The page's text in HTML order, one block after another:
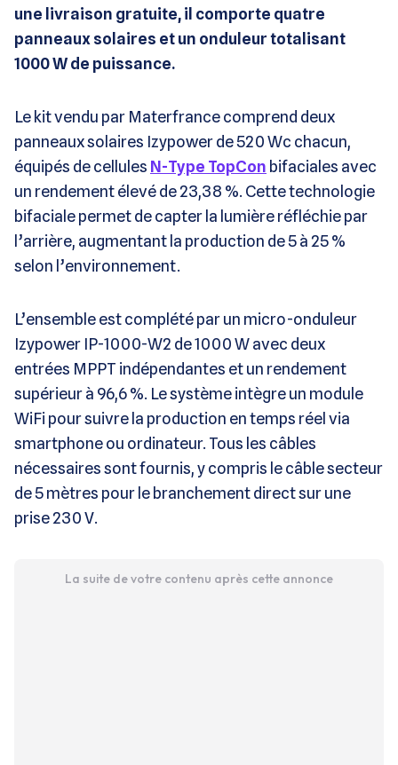
une livraison gratuite, il comporte quatre
panneaux solaires et un onduleur totalisant
1000 W de puissance.
Le kit vendu par Materfrance comprend deux
panneaux solaires Izypower de 520 Wc chacun,
équipés de cellules N-Type TopCon bifaciales avec
un rendement élevé de 23,38 %. Cette technologie
bifaciale permet de capter la lumière réfléchie par
l’arrière, augmentant la production de 5 à 25 %
selon l’environnement.
L’ensemble est complété par un micro-onduleur
Izypower IP-1000-W2 de 1000 W avec deux
entrées MPPT indépendantes et un rendement
supérieur à 96,6 %. Le système intègre un module
WiFi pour suivre la production en temps réel via
smartphone ou ordinateur. Tous les câbles
nécessaires sont fournis, y compris le câble secteur
de 5 mètres pour le branchement direct sur une
prise 230 V.
La suite de votre contenu après cette annonce